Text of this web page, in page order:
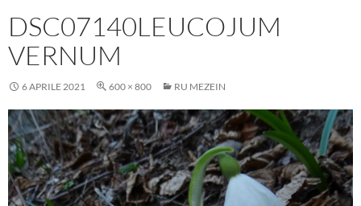
DSC07140LEUCOJUM
VERNUM
6 APRILE 2021 600 × 800 RU MEZEIN